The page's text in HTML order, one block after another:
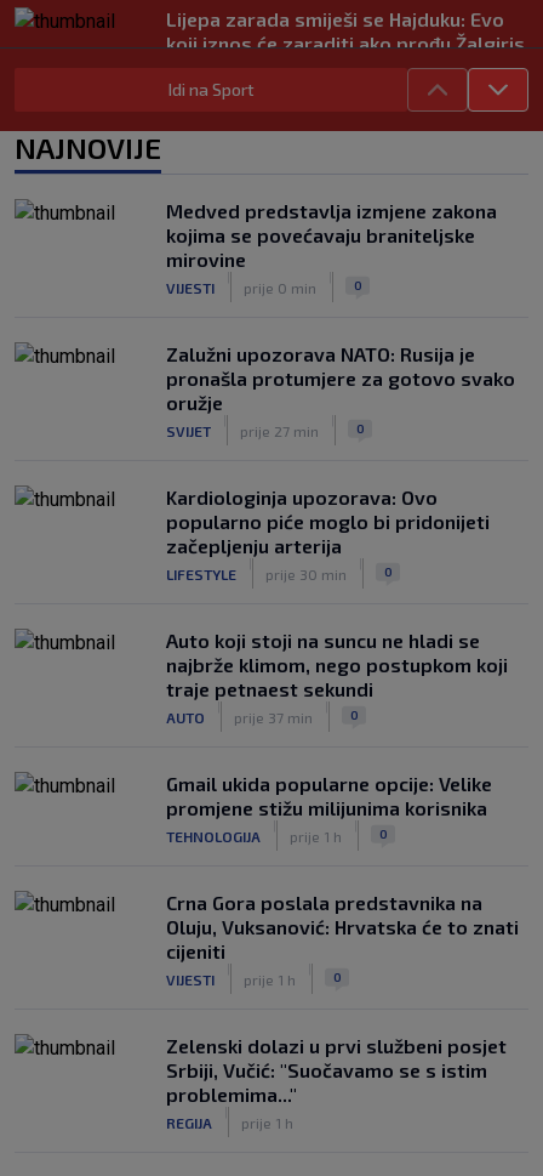
Lijepa zarada smiješi se Hajduku: Evo
koji iznos će zaraditi ako prođu Žalgiris
Kakav spektakl! Pogledajte čudesan
doček Salaha u Turskoj
Rapsodija Hajduka u Litvi, playoff KL
praktički je osiguran! Majstorije Šege i
Pajazitija
SK 6. kol.
Idi na Sport
NAJNOVIJE
Medved predstavlja izmjene zakona
kojima se povećavaju braniteljske
mirovine
VIJESTI prije 0 min 0
Zalužni upozorava NATO: Rusija je
pronašla protumjere za gotovo svako
oružje
SVIJET prije 27 min 0
Kardiologinja upozorava: Ovo
popularno piće moglo bi pridonijeti
začepljenju arterija
LIFESTYLE prije 30 min 0
Auto koji stoji na suncu ne hladi se
najbrže klimom, nego postupkom koji
traje petnaest sekundi
AUTO prije 37 min 0
Gmail ukida popularne opcije: Velike
promjene stižu milijunima korisnika
TEHNOLOGIJA prije 1 h 0
Crna Gora poslala predstavnika na
Oluju, Vuksanović: Hrvatska će to znati
cijeniti
VIJESTI prije 1 h 0
Zelenski dolazi u prvi službeni posjet
Srbiji, Vučić: "Suočavamo se s istim
problemima..."
REGIJA prije 1 h